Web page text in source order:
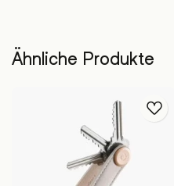
Ähnliche Produkte